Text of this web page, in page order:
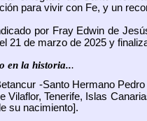
para vivir con Fe, y un
por Fray Edwin de
21 de marzo de 2025 y
en la historia...
-Santo Hermano
Vilaflor, Tenerife, Islas
su nacimiento].